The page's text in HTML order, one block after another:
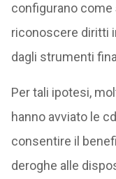
configurano come
riconoscere diritti
dagli strumenti
Per tali ipotesi,
hanno avviato le
consentire il
deroghe alle